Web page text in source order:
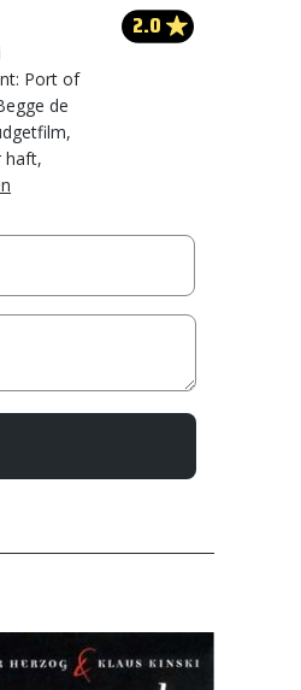
Port of
de
haft,
2.0